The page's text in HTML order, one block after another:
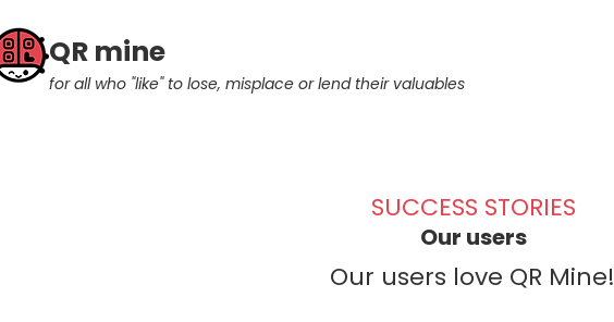
QR mine
for all who "like" to lose, misplace or lend their valuables
SUCCESS STORIES
Our users
Our users love QR Mine!